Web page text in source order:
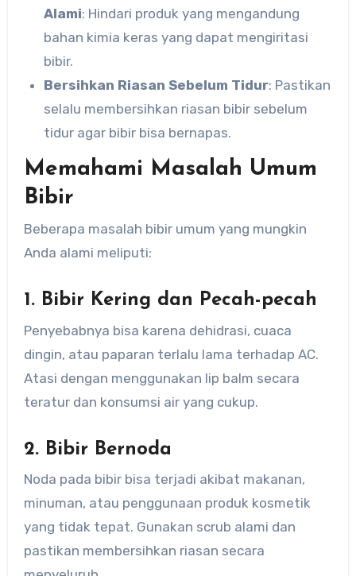
Alami: Hindari produk yang mengandung
bahan kimia keras yang dapat mengiritasi
bibir.
Bersihkan Riasan Sebelum Tidur: Pastikan
selalu membersihkan riasan bibir sebelum
tidur agar bibir bisa bernapas.
Memahami Masalah Umum
Bibir
Beberapa masalah bibir umum yang mungkin
Anda alami meliputi:
1. Bibir Kering dan Pecah-pecah
Penyebabnya bisa karena dehidrasi, cuaca
dingin, atau paparan terlalu lama terhadap AC.
Atasi dengan menggunakan lip balm secara
teratur dan konsumsi air yang cukup.
2. Bibir Bernoda
Noda pada bibir bisa terjadi akibat makanan,
minuman, atau penggunaan produk kosmetik
yang tidak tepat. Gunakan scrub alami dan
pastikan membersihkan riasan secara